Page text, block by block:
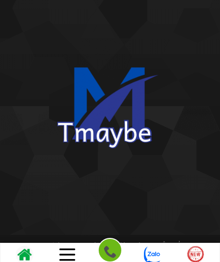
Copyright 2026 ©Kho giấy dán tường THIÊN BẢO